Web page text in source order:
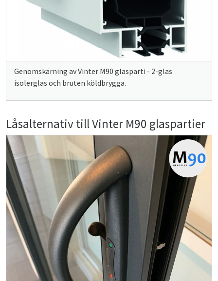
Genomskärning av Vinter M90 glasparti - 2-glas
isolerglas och bruten köldbrygga.
Låsalternativ till Vinter M90 glaspartier